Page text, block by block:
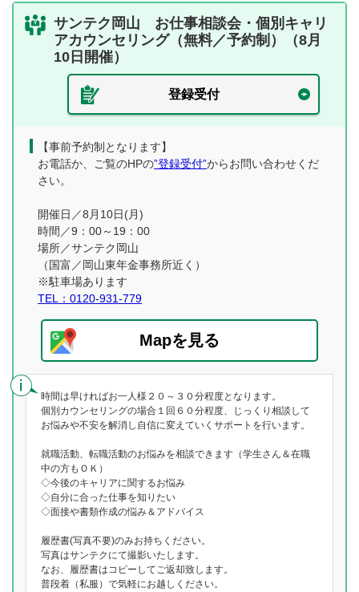
サンテク岡山 お仕事相談会・個別キャリ
アカウンセリング（無料／予約制）（8月
10日開催）
登録受付
【事前予約制となります】
お電話か、ご覧のHPの”登録受付”からお問い合わせくだ
さい。
開催日／8月10日(月)
時間／9：00～19：00
場所／サンテク岡山
（国富／岡山東年金事務所近く）
※駐車場あります
TEL：0120-931-779
Mapを見る
時間は早ければお一人様２０～３０分程度となります。
個別カウンセリングの場合１回６０分程度、じっくり相談して
お悩みや不安を解消し自信に変えていくサポートを行います。
就職活動、転職活動のお悩みを相談できます（学生さん＆在職
中の方もＯＫ）
◇今後のキャリアに関するお悩み
◇自分に合った仕事を知りたい
◇面接や書類作成の悩み＆アドバイス
履歴書(写真不要)のみお持ちください。
写真はサンテクにて撮影いたします。
なお、履歴書はコピーしてご返却致します。
普段着（私服）で気軽にお越しください。